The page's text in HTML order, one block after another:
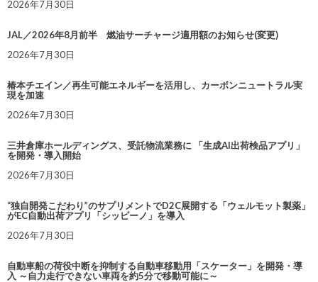
2026年7月30日
JAL／2026年8月前半 燃油サーチャージ適用額のお知らせ(変更)
2026年7月30日
椿本チエイン／再生可能エネルギーを活用し、カーボンニュートラル実
現を加速
2026年7月30日
三井倉庫ホールディングス、受託物流業務に 「生成AI出荷検品アプリ」
を開発・導入開始
2026年7月30日
“独自開発こだわり”のサプリメントでD2C展開する「ウェルモット製薬」
がEC自動出荷アプリ「シッピーノ」を導入
2026年7月30日
自動車船の荷役中断を抑制する自動車移動用「スケーター」を開発・導
入 ～自力走行できない車両を約5分で移動可能に～